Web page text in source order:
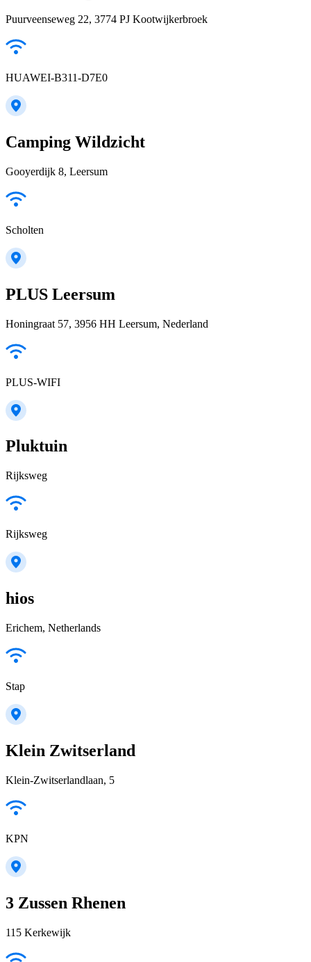
Puurveenseweg 22, 3774 PJ Kootwijkerbroek
HUAWEI-B311-D7E0
Camping Wildzicht
Gooyerdijk 8, Leersum
Scholten
PLUS Leersum
Honingraat 57, 3956 HH Leersum, Nederland
PLUS-WIFI
Pluktuin
Rijksweg
Rijksweg
hios
Erichem, Netherlands
Stap
Klein Zwitserland
Klein-Zwitserlandlaan, 5
KPN
3 Zussen Rhenen
115 Kerkewijk